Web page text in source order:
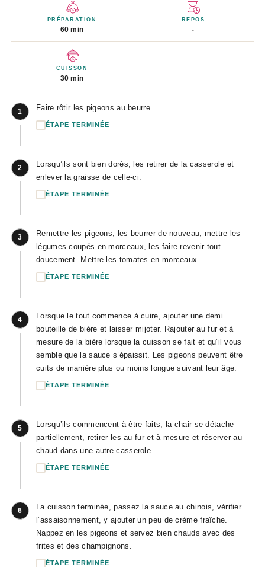
PRÉPARATION
60 min
REPOS
-
CUISSON
30 min
1 Faire rôtir les pigeons au beurre.
ÉTAPE TERMINÉE
2
Lorsqu’ils sont bien dorés, les retirer de la casserole et
enlever la graisse de celle-ci.
ÉTAPE TERMINÉE
3
Remettre les pigeons, les beurrer de nouveau, mettre les
légumes coupés en morceaux, les faire revenir tout
doucement. Mettre les tomates en morceaux.
ÉTAPE TERMINÉE
4
Lorsque le tout commence à cuire, ajouter une demi
bouteille de bière et laisser mijoter. Rajouter au fur et à
mesure de la bière lorsque la cuisson se fait et qu’il vous
semble que la sauce s’épaissit. Les pigeons peuvent être
cuits de manière plus ou moins longue suivant leur âge.
ÉTAPE TERMINÉE
5
Lorsqu’ils commencent à être faits, la chair se détache
partiellement, retirer les au fur et à mesure et réserver au
chaud dans une autre casserole.
ÉTAPE TERMINÉE
6
La cuisson terminée, passez la sauce au chinois, vérifier
l’assaisonnement, y ajouter un peu de crème fraîche.
Nappez en les pigeons et servez bien chauds avec des
frites et des champignons.
ÉTAPE TERMINÉE